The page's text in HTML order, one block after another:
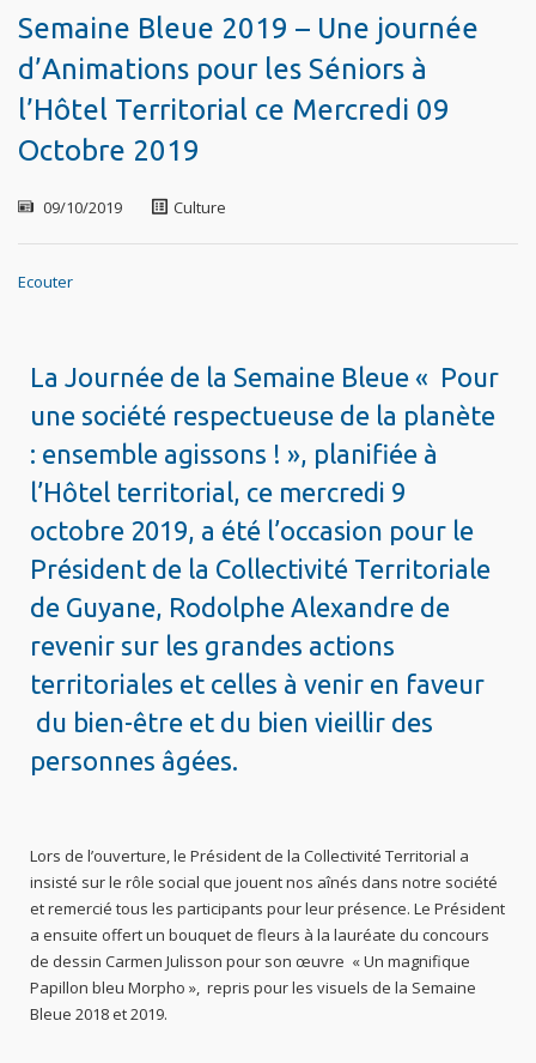
Semaine Bleue 2019 – Une journée
d’Animations pour les Séniors à
l’Hôtel Territorial ce Mercredi 09
Octobre 2019
09/10/2019 Culture
Ecouter
La Journée de la Semaine Bleue « Pour
une société respectueuse de la planète
: ensemble agissons ! », planifiée à
l’Hôtel territorial, ce mercredi 9
octobre 2019, a été l’occasion pour le
Président de la Collectivité Territoriale
de Guyane, Rodolphe Alexandre de
revenir sur les grandes actions
territoriales et celles à venir en faveur
du bien-être et du bien vieillir des
personnes âgées.
Lors de l’ouverture, le Président de la Collectivité Territorial a
insisté sur le rôle social que jouent nos aînés dans notre société
et remercié tous les participants pour leur présence. Le Président
a ensuite offert un bouquet de fleurs à la lauréate du concours
de dessin Carmen Julisson pour son œuvre « Un magnifique
Papillon bleu Morpho », repris pour les visuels de la Semaine
Bleue 2018 et 2019.